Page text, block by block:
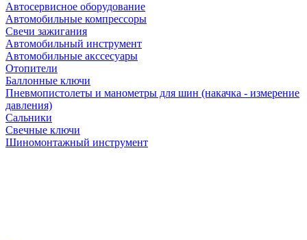
Автосервисное оборудование
Автомобильные компрессоры
Свечи зажигания
Автомобильный инструмент
Автомобильные акссесуары
Отопители
Баллонные ключи
Пневмопистолеты и манометры для шин (накачка - измерение
давления)
Сальники
Свечные ключи
Шиномонтажный инструмент